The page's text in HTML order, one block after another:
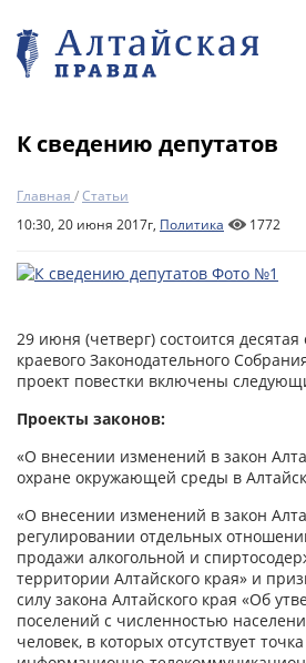
К сведению депутатов
Главная /Статьи
10:30, 20 июня 2017г, Политика 1772
29 июня (четверг) состоится десятая
краевого Законодательного
проект повестки включены
Проекты законов:
«О внесении изменений в закон
охране окружающей среды в
«О внесении изменений в закон
регулировании отдельных
продажи алкогольной и
территории Алтайского края» и
силу закона Алтайского края «Об
поселений с численностью
человек, в которых отсутствует